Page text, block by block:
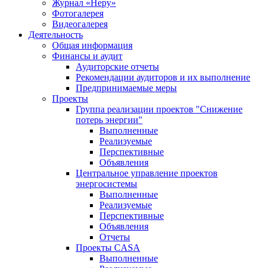
Журнал «Неру»
Фотогалерея
Видеогалерея
Деятельность
Общая информация
Финансы и аудит
Аудиторские отчеты
Рекомендации аудиторов и их выполнение
Предпринимаемые меры
Проекты
Группа реализации проектов "Снижение
потерь энергии"
Выполненные
Реализуемые
Перспективные
Объявления
Центральное управление проектов
энергосистемы
Выполненные
Реализуемые
Перспективные
Объявления
Отчеты
Проекты CASA
Выполненные